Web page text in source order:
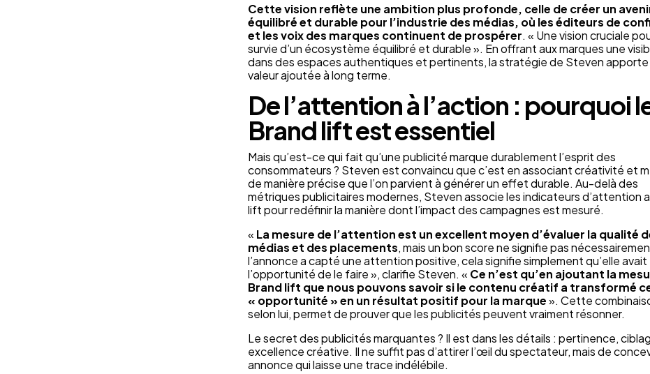
Cette vision reflète une ambition plus profonde, celle de créer un
équilibré et durable pour l’industrie des médias, où les éditeurs de
et les voix des marques continuent de prospérer. « Une vision cruciale
survie d’un écosystème équilibré et durable ». En offrant aux marques une
dans des espaces authentiques et pertinents, la stratégie de Steven apporte
valeur ajoutée à long terme.
De l’attention à l’action : pourquoi
Brand lift est essentiel
Mais qu’est-ce qui fait qu’une publicité marque durablement l’esprit des
consommateurs ? Steven est convaincu que c’est en associant créativité et
de manière précise que l’on parvient à générer un effet durable. Au-delà des
métriques publicitaires modernes, Steven associe les indicateurs d’attention
lift pour redéfinir la manière dont l’impact des campagnes est mesuré.
« La mesure de l’attention est un excellent moyen d’évaluer la qualité
médias et des placements, mais un bon score ne signifie pas
l’annonce a capté une attention positive, cela signifie simplement qu’elle avait
l’opportunité de le faire », clarifie Steven. « Ce n’est qu’en ajoutant la
Brand lift que nous pouvons savoir si le contenu créatif a transformé
« opportunité » en un résultat positif pour la marque». Cette
selon lui, permet de prouver que les publicités peuvent vraiment résonner.
Le secret des publicités marquantes ? Il est dans les détails : pertinence,
excellence créative. Il ne suffit pas d’attirer l’œil du spectateur, mais de
annonce qui laisse une trace indélébile.